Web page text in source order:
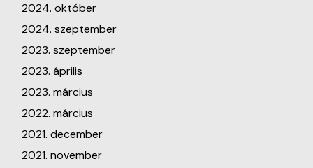
2024. október
2024. szeptember
2023. szeptember
2023. április
2023. március
2022. március
2021. december
2021. november